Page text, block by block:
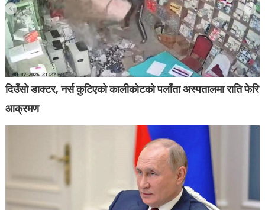
दिउँसो डाक्टर, नर्स कुटिएको कालीकोटको पलाँता अस्पतालमा राति फेरि
आक्रमण